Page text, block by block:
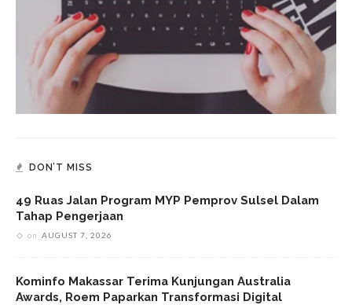
DON’T MISS
49 Ruas Jalan Program MYP Pemprov Sulsel Dalam
Tahap Pengerjaan
on AUGUST 7, 2026
Kominfo Makassar Terima Kunjungan Australia
Awards, Roem Paparkan Transformasi Digital